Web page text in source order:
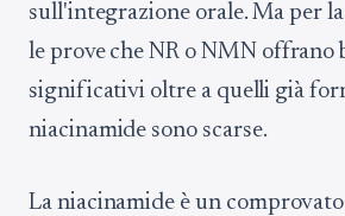
sull'integrazione orale. Ma per
le prove che NR o NMN offrano
significativi oltre a quelli già
niacinamide sono scarse.
La niacinamide è un